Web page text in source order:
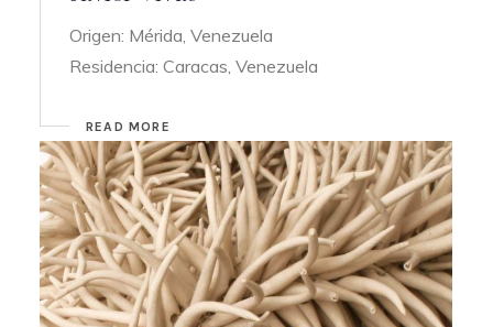
Origen: Mérida, Venezuela
Residencia: Caracas, Venezuela
READ MORE